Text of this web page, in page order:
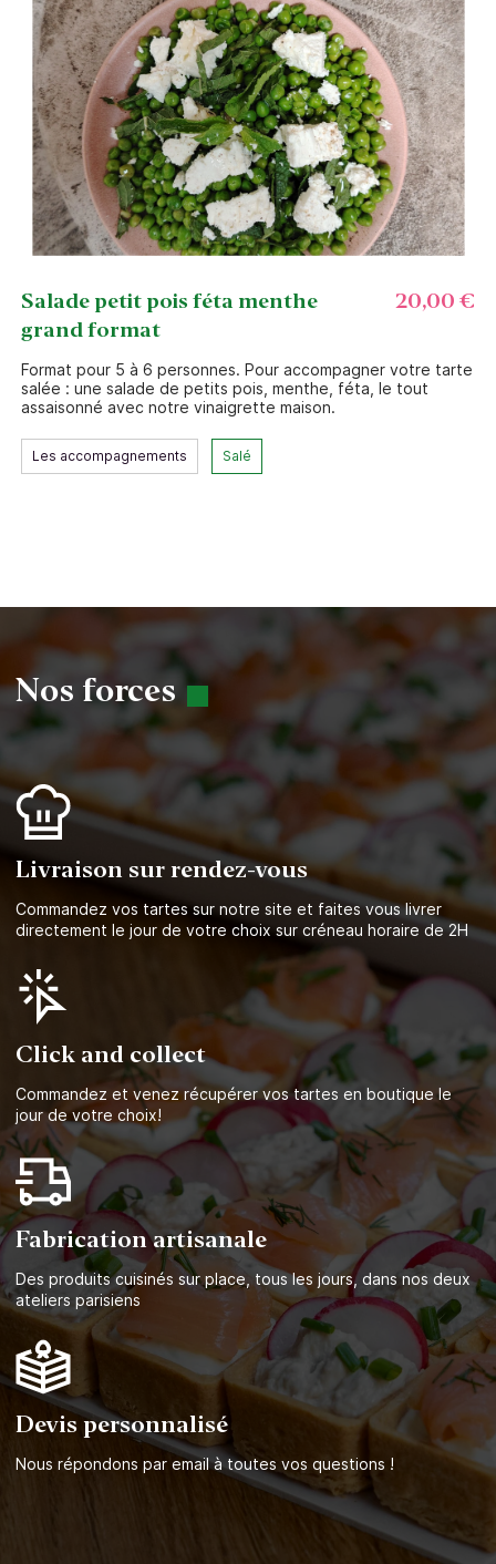
Salade petit pois féta menthe
grand format
20,00 €
Format pour 5 à 6 personnes. Pour accompagner votre tarte
salée : une salade de petits pois, menthe, féta, le tout
assaisonné avec notre vinaigrette maison.
Les accompagnements Salé
Nos forces
Livraison sur rendez-vous
Commandez vos tartes sur notre site et faites vous livrer
directement le jour de votre choix sur créneau horaire de 2H
Click and collect
Commandez et venez récupérer vos tartes en boutique le
jour de votre choix!
Fabrication artisanale
Des produits cuisinés sur place, tous les jours, dans nos deux
ateliers parisiens
Devis personnalisé
Nous répondons par email à toutes vos questions !
Se connecter ou créer un
compte
Suivant
Continuer en tant qu’invité